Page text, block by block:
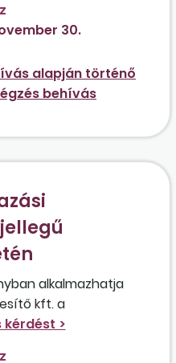
8 munkanapon,
teljesít? 30.
alapján történő
behívás
alkalmazhatja
kft. a
abban az
része Hollandiából